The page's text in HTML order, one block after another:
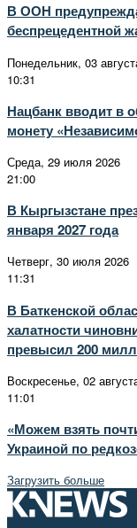
В ООН
беспрецедентной
Понедельник, 03
10:31
Нацбанк вводит в
монету
Среда, 29 июля 2026
21:00
В Кыргызстане
января 2027 года
Четверг, 30 июля 2026
11:31
В Баткенской
халатности
превысил 200
Воскресенье, 02
11:01
«Можем взять
Украиной по
Загрузить больше